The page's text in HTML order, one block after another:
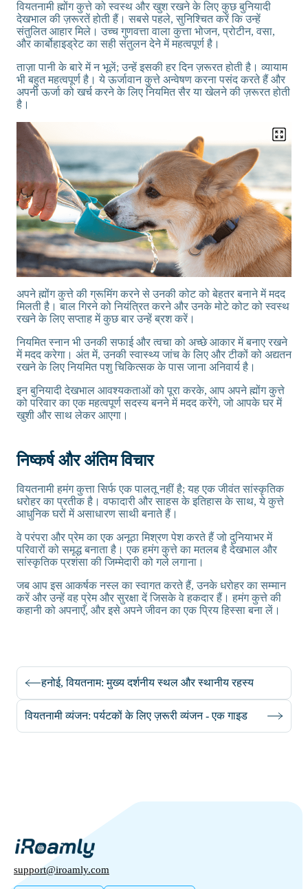
वियतनामी ह्मोंग कुत्ते को स्वस्थ और खुश रखने के लिए कुछ बुनियादी
देखभाल की ज़रूरतें होती हैं। सबसे पहले, सुनिश्चित करें कि उन्हें
संतुलित आहार मिले। उच्च गुणवत्ता वाला कुत्ता भोजन, प्रोटीन, वसा,
और कार्बोहाइड्रेट का सही संतुलन देने में महत्वपूर्ण है।
ताज़ा पानी के बारे में न भूलें; उन्हें इसकी हर दिन ज़रूरत होती है। व्यायाम
भी बहुत महत्वपूर्ण है। ये ऊर्जावान कुत्ते अन्वेषण करना पसंद करते हैं और
अपनी ऊर्जा को खर्च करने के लिए नियमित सैर या खेलने की ज़रूरत होती
है।
अपने ह्मोंग कुत्ते की ग्रूमिंग करने से उनकी कोट को बेहतर बनाने में मदद
मिलती है। बाल गिरने को नियंत्रित करने और उनके मोटे कोट को स्वस्थ
रखने के लिए सप्ताह में कुछ बार उन्हें ब्रश करें।
नियमित स्नान भी उनकी सफाई और त्वचा को अच्छे आकार में बनाए रखने
में मदद करेगा। अंत में, उनकी स्वास्थ्य जांच के लिए और टीकों को अद्यतन
रखने के लिए नियमित पशु चिकित्सक के पास जाना अनिवार्य है।
इन बुनियादी देखभाल आवश्यकताओं को पूरा करके, आप अपने ह्मोंग कुत्ते
को परिवार का एक महत्वपूर्ण सदस्य बनने में मदद करेंगे, जो आपके घर में
खुशी और साथ लेकर आएगा।
निष्कर्ष और अंतिम विचार
वियतनामी हमंग कुत्ता सिर्फ एक पालतू नहीं है; यह एक जीवंत सांस्कृतिक
धरोहर का प्रतीक है। वफादारी और साहस के इतिहास के साथ, ये कुत्ते
आधुनिक घरों में असाधारण साथी बनाते हैं।
वे परंपरा और प्रेम का एक अनूठा मिश्रण पेश करते हैं जो दुनियाभर में
परिवारों को समृद्ध बनाता है। एक हमंग कुत्ते का मतलब है देखभाल और
सांस्कृतिक प्रशंसा की जिम्मेदारी को गले लगाना।
जब आप इस आकर्षक नस्ल का स्वागत करते हैं, उनके धरोहर का सम्मान
करें और उन्हें वह प्रेम और सुरक्षा दें जिसके वे हकदार हैं। हमंग कुत्ते की
कहानी को अपनाएँ, और इसे अपने जीवन का एक प्रिय हिस्सा बना लें।
हनोई, वियतनाम: मुख्य दर्शनीय स्थल और स्थानीय रहस्य
वियतनामी व्यंजन: पर्यटकों के लिए ज़रूरी व्यंजन - एक गाइड
support@iroamly.com